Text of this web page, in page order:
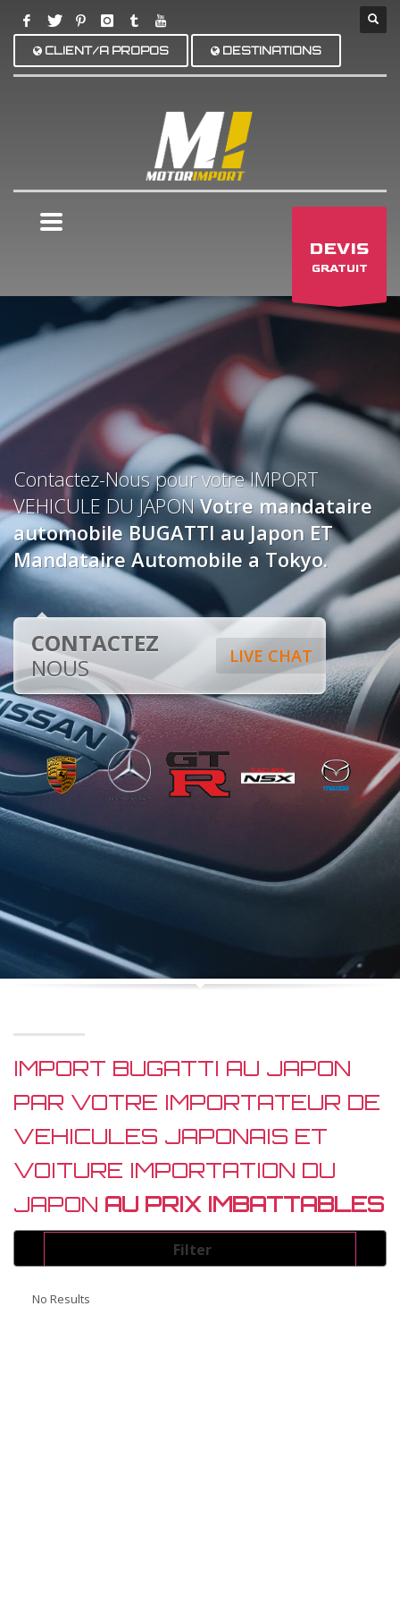
CLIENT/A PROPOS DESTINATIONS
DEVIS
GRATUIT
Contactez-Nous pour votre IMPORT
VEHICULE DU JAPONVotre mandataire
automobile BUGATTI au Japon ET
Mandataire Automobile a Tokyo.
LIVE CHAT
CONTACTEZ
NOUS
IMPORT BUGATTI AU JAPON
PAR VOTRE IMPORTATEUR DE
VEHICULES JAPONAIS ET
VOITURE IMPORTATION DU
JAPON AU PRIX IMBATTABLES
Filter
Energie
No Results